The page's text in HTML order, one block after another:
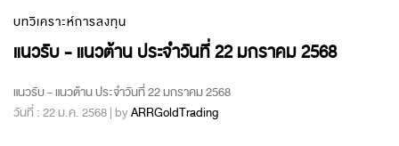
บทวิเคราะห์การลงทุน
แนวรับ - แนวต้าน ประจำวันที่ 22 มกราคม 2568
แนวรับ - แนวต้าน ประจำวันที่ 22 มกราคม 2568
วันที่ : 22 ม.ค. 2568 | byARRGoldTrading